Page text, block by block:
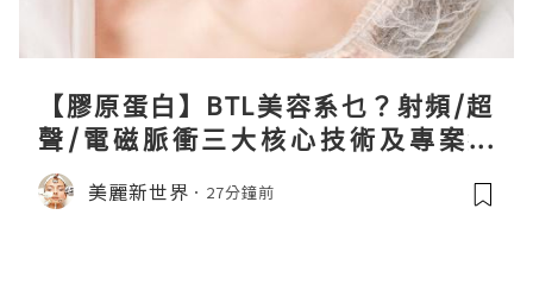
【膠原蛋白】BTL美容系乜？射頻/超
聲/電磁脈衝三大核心技術及專案盤
點！
美麗新世界 27分鐘前